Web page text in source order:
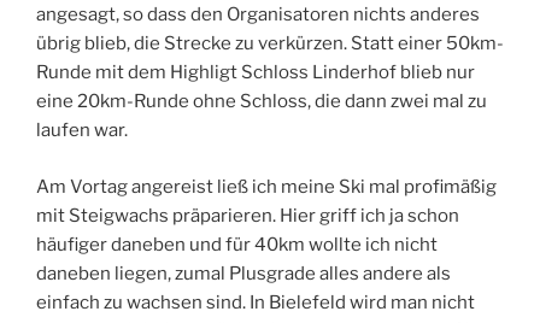
angesagt, so dass den Organisatoren nichts anderes
übrig blieb, die Strecke zu verkürzen. Statt einer 50km-
Runde mit dem Highligt Schloss Linderhof blieb nur
eine 20km-Runde ohne Schloss, die dann zwei mal zu
laufen war.
Am Vortag angereist ließ ich meine Ski mal profimäßig
mit Steigwachs präparieren. Hier griff ich ja schon
häufiger daneben und für 40km wollte ich nicht
daneben liegen, zumal Plusgrade alles andere als
einfach zu wachsen sind. In Bielefeld wird man nicht